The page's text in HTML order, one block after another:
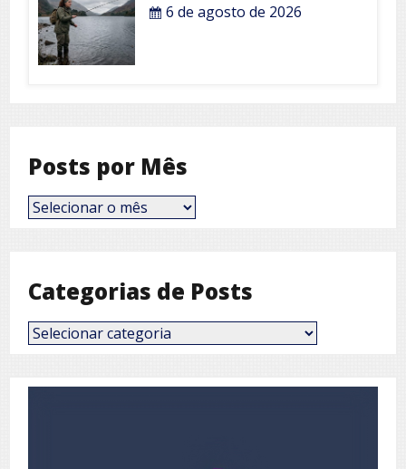
6 de agosto de 2026
Posts por Mês
Posts
por
Categorias de Posts
Categorias
de